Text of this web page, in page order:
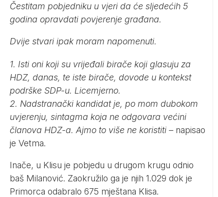
Čestitam pobjedniku u vjeri da će sljedećih 5
godina opravdati povjerenje građana.
Dvije stvari ipak moram napomenuti.
1. Isti oni koji su vrijeđali birače koji glasuju za
HDZ, danas, te iste birače, dovode u kontekst
podrške SDP-u. Licemjerno.
2. Nadstranački kandidat je, po mom dubokom
uvjerenju, sintagma koja ne odgovara većini
članova HDZ-a. Ajmo to više ne koristiti – napisao
je Vetma.
Inače, u Klisu je pobjedu u drugom krugu odnio
baš Milanović. Zaokružilo ga je njih 1.029 dok je
Primorca odabralo 675 mještana Klisa.